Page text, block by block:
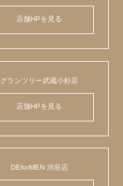
店舗HPを見る
グランツリー武蔵小杉店
店舗HPを見る
DEforMEN 渋谷店